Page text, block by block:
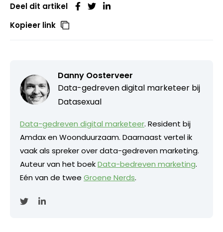
Deel dit artikel
Kopieer link
Danny Oosterveer
Data-gedreven digital marketeer bij
Datasexual
Data-gedreven digital marketeer. Resident bij
Amdax en Woonduurzaam. Daarnaast vertel ik
vaak als spreker over data-gedreven marketing.
Auteur van het boekData-bedreven marketing.
Eén van de twee Groene Nerds.